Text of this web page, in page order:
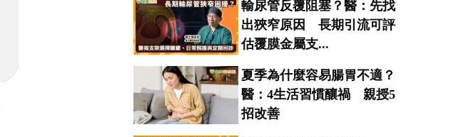
輸尿管反覆阻塞？醫：先找
出狹窄原因 長期引流可評
估覆膜金屬支...
夏季為什麼容易腸胃不適？
醫：4生活習慣釀禍 親授5
招改善